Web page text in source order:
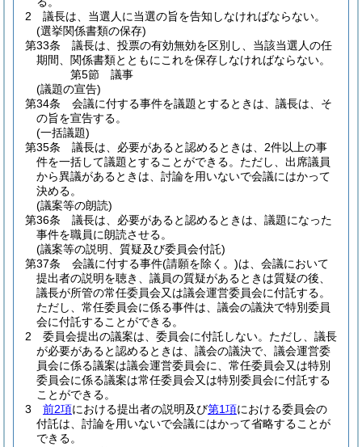
2
議長は、当選人に当選の旨を告知しなければならない。
(選挙関係書類の保存)
第33条
議長は、投票の有効無効を区別し、当該当選人の任
期間、関係書類とともにこれを保存しなければならない。
第5節
議事
(議題の宣告)
第34条
会議に付する事件を議題とするときは、議長は、そ
の旨を宣告する。
(一括議題)
第35条
議長は、必要があると認めるときは、2件以上の事
件を一括して議題とすることができる。 ただし、出席議員
から異議があるときは、討論を用いないで会議にはかって
決める。
(議案等の朗読)
第36条
議長は、必要があると認めるときは、議題になった
事件を職員に朗読させる。
(議案等の説明、質疑及び委員会付託)
第37条
会議に付する事件(請願を除く。)は、会議において
提出者の説明を聴き、議員の質疑があるときは質疑の後、
議長が所管の常任委員会又は議会運営委員会に付託する。
ただし、常任委員会に係る事件は、議会の議決で特別委員
会に付託することができる。
2
委員会提出の議案は、委員会に付託しない。 ただし、議長
が必要があると認めるときは、議会の議決で、議会運営委
員会に係る議案は議会運営委員会に、常任委員会又は特別
委員会に係る議案は常任委員会又は特別委員会に付託する
ことができる。
3
前2項における提出者の説明及び第1項における委員会の
付託は、討論を用いないで会議にはかって省略することが
できる。